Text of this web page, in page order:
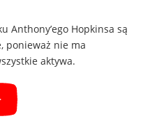
Anthony’ego Hopkinsa są
ponieważ nie ma
aktywa.